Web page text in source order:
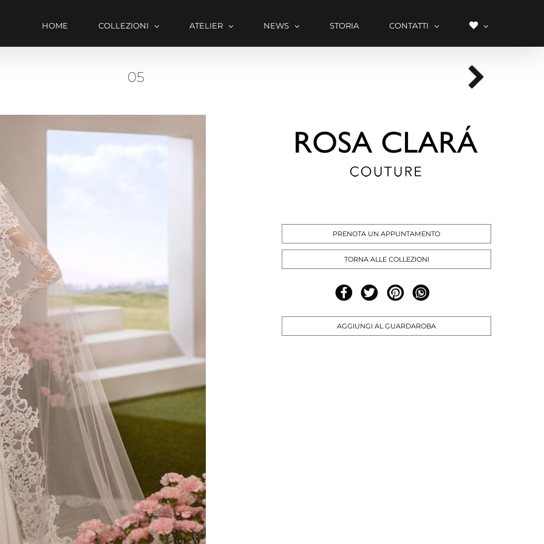
HOME COLLEZIONI ATELIER NEWS STORIA CONTATTI LISTA
DEI
05
PRENOTA UN APPUNTAMENTO
TORNA ALLE COLLEZIONI
AGGIUNGI AL GUARDAROBA